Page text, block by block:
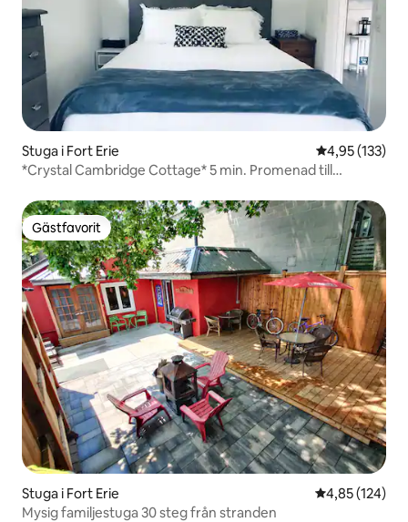
Stuga i Fort Erie 4,95 av 5 i
4,95 (133)
*Crystal Cambridge Cottage* 5 min. Promenad till
Gästfavorit
Gästfavorit
Stuga i Fort Erie 4,85 av 5 i
4,85 (124)
Mysig familjestuga 30 steg från stranden